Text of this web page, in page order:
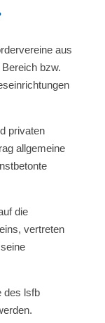
aus
bzw.
privaten
allgemeine
die
vertreten
des lsfb